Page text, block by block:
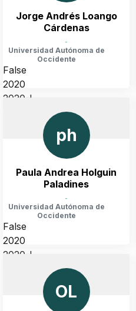
Jorge Andrés Loango
Cárdenas
-
Universidad Autónoma de
Occidente
False
2020
2020-I
ph
Paula Andrea Holguin
Paladines
-
Universidad Autónoma de
Occidente
False
2020
2020-I
OL